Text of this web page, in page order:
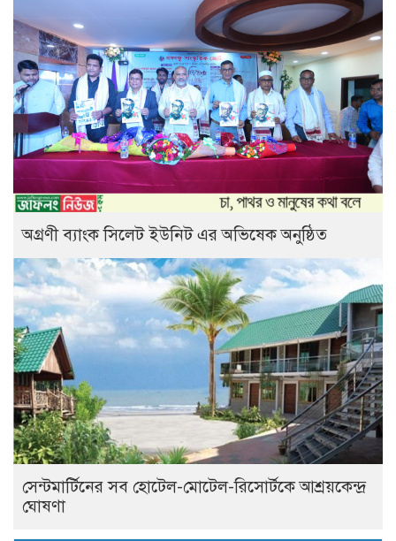
অগ্রণী ব্যাংক সিলেট ইউনিট এর অভিষেক অনুষ্ঠিত
সেন্টমার্টিনের সব হোটেল-মোটেল-রিসোর্টকে আশ্রয়কেন্দ্র
ঘোষণা